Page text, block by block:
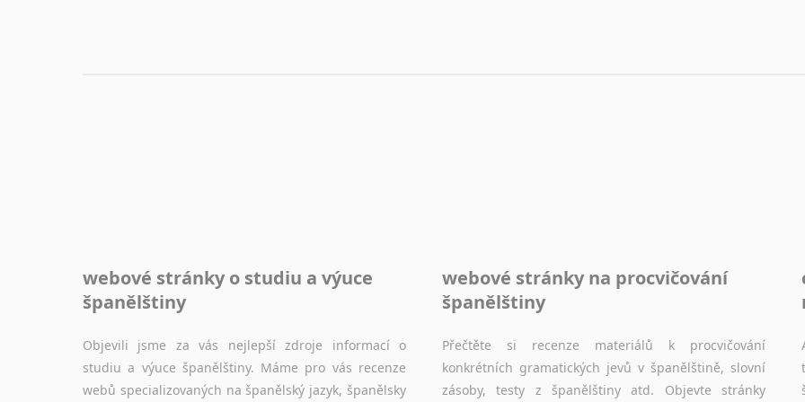
webové stránky o studiu a výuce
španělštiny
Objevili jsme za vás nejlepší zdroje informací o
studiu a výuce španělštiny. Máme pro vás recenze
webů specializovaných na španělský jazyk, španělsky
webové stránky na procvičování
španělštiny
Přečtěte si recenze materiálů k procvičování
konkrétních gramatických jevů v španělštině, slovní
zásoby, testy z španělštiny atd. Objevte stránky